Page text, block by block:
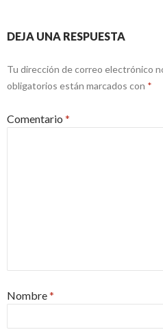
DEJA UNA RESPUESTA
Tu dirección de correo electrónico
obligatorios están marcados con *
Comentario *
Nombre*